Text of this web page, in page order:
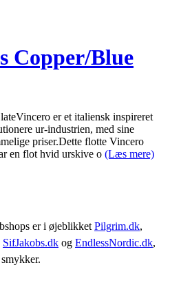
Copper/Blue
er et italiensk inspireret
ur-industrien, med sine
priser.Dette flotte Vincero
en flot hvid urskive o (Læs mere)
er i øjeblikket Pilgrim.dk,
SifJakobs.dk og EndlessNordic.dk,